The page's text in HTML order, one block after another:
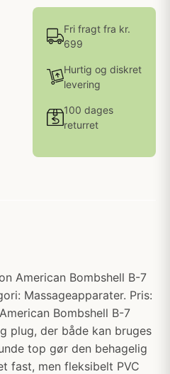
Fri fragt fra kr.
699
Hurtig og diskret
levering
100 dages
returret
American Bombshell B-7
Massageapparater. Pris:
Bombshell B-7
plug, der både kan bruges
top gør den behagelig
fast, men fleksibelt PVC